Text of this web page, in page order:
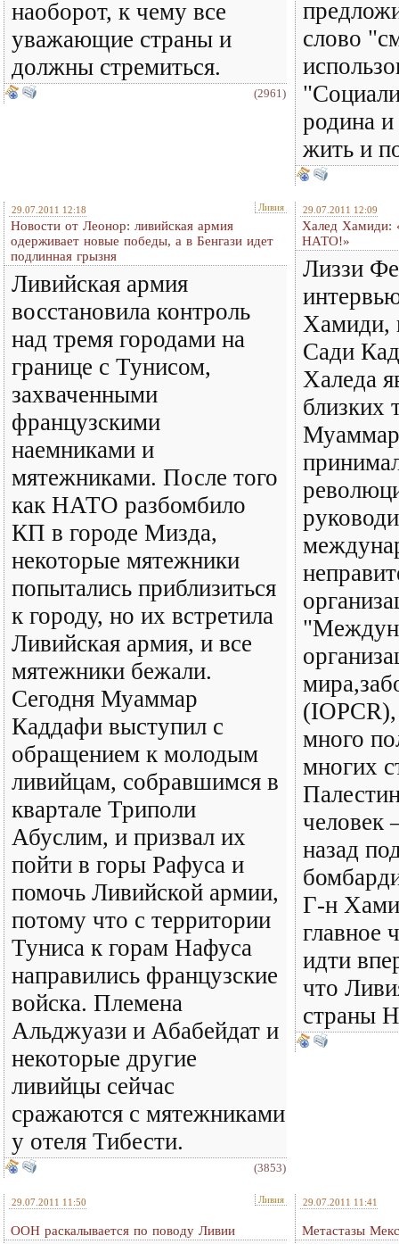
наоборот, к чему все
уважающие страны и
должны стремиться.
(2961)
слово
родина
жить и
29.07.2011 12:18 Ливия
Новости от Леонор: ливийская армия
одерживает новые победы, а в Бенгази идет
подлинная грызня
Ливийская армия
восстановила контроль
над тремя городами на
границе с Тунисом,
захваченными
французскими
наемниками и
мятежниками. После того
как НАТО разбомбило
КП в городе Мизда,
некоторые мятежники
попытались приблизиться
к городу, но их встретила
Ливийская армия, и все
мятежники бежали.
Сегодня Муаммар
Каддафи выступил с
обращением к молодым
ливийцам, собравшимся в
квартале Триполи
Абуслим, и призвал их
пойти в горы Рафуса и
помочь Ливийской армии,
потому что с территории
Туниса к горам Нафуса
направились французские
войска. Племена
Альджуази и Абабейдат и
некоторые другие
ливийцы сейчас
сражаются с мятежниками
у отеля Тибести.
(3853)
29.07.2011 12:09
Халед Хамиди:
НАТО!»
Лиззи
Хамиди,
Сади
Халеда
близких
(IOPCR),
много
многих
человек
назад
Г-н
главное
идти
что
страны
29.07.2011 11:50 Ливия
ООН раскалывается по поводу Ливии
29.07.2011 11:41
Метастазы